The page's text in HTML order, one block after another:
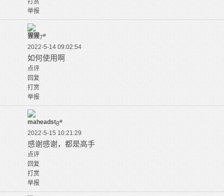
打赏
举报
猩猩7#
2022-5-14 09:02:54
如何使用啊
点评
回复
打赏
举报
maheadst8#
2022-5-15 10:21:29
感谢感谢，都是高手
点评
回复
打赏
举报